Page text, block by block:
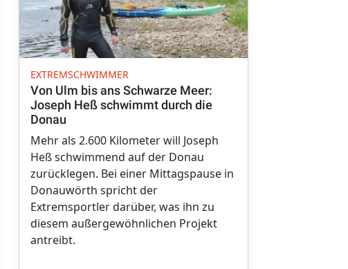
EXTREMSCHWIMMER
Von Ulm bis ans Schwarze Meer:
Joseph Heß schwimmt durch die
Donau
Mehr als 2.600 Kilometer will Joseph
Heß schwimmend auf der Donau
zurücklegen. Bei einer Mittagspause in
Donauwörth spricht der
Extremsportler darüber, was ihn zu
diesem außergewöhnlichen Projekt
antreibt.